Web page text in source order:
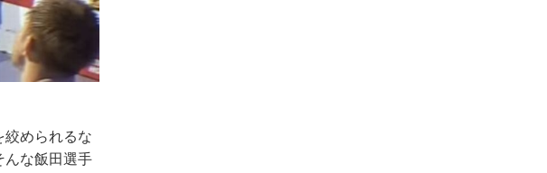
絞められるな
んな飯田選手